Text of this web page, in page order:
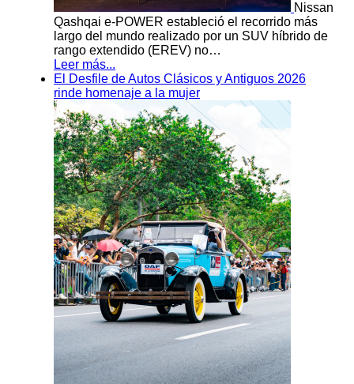
Nissan
Qashqai e-POWER estableció el recorrido más
largo del mundo realizado por un SUV híbrido de
rango extendido (EREV) no…
Leer más...
El Desfile de Autos Clásicos y Antiguos 2026
rinde homenaje a la mujer